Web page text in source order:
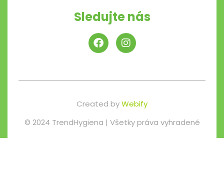
Sledujte nás
Created byWebify
© 2024 TrendHygiena | Všetky práva vyhradené